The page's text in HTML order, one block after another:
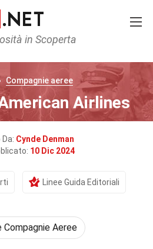
in Scoperta
Compagnie aeree
Airlines
Cynde Denman
10 Dic 2024
Linee Guida Editoriali
Aeree